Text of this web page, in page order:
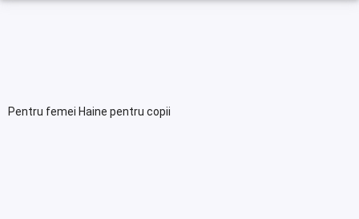
Pentru femei Haine pentru copii